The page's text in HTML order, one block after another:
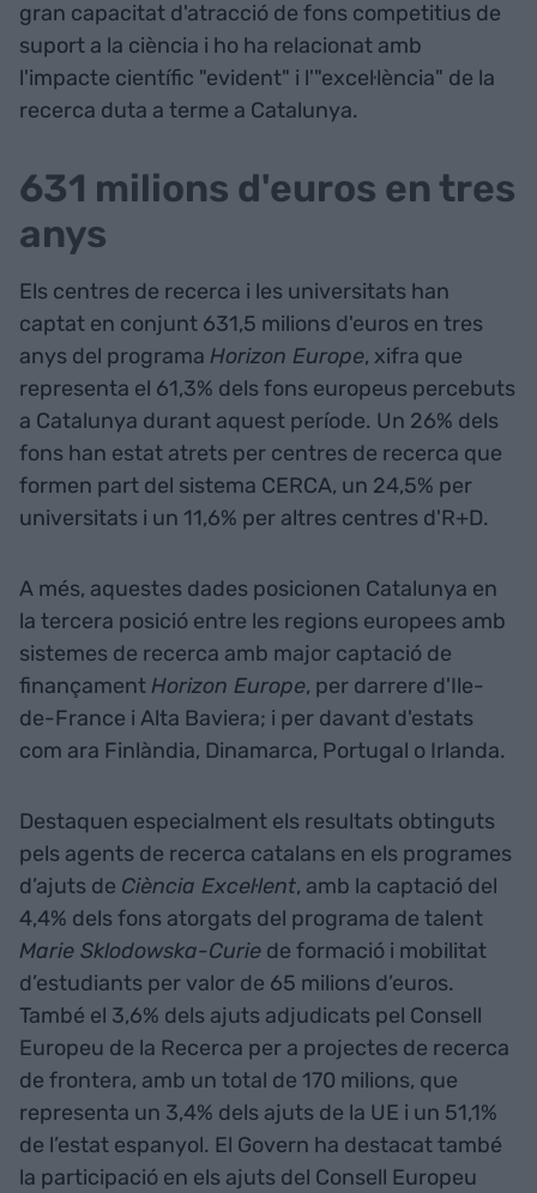
gran capacitat d'atracció de fons competitius de
suport a la ciència i ho ha relacionat amb
l'impacte científic "evident" i l'"excel·lència" de la
recerca duta a terme a Catalunya.
631 milions d'euros en tres
anys
Els centres de recerca i les universitats han
captat en conjunt 631,5 milions d'euros en tres
anys del programa Horizon Europe, xifra que
representa el 61,3% dels fons europeus percebuts
a Catalunya durant aquest període. Un 26% dels
fons han estat atrets per centres de recerca que
formen part del sistema CERCA, un 24,5% per
universitats i un 11,6% per altres centres d'R+D.
A més, aquestes dades posicionen Catalunya en
la tercera posició entre les regions europees amb
sistemes de recerca amb major captació de
finançamentHorizon Europe, per darrere d'Ile-
de-France i Alta Baviera; i per davant d'estats
com ara Finlàndia, Dinamarca, Portugal o Irlanda.
Destaquen especialment els resultats obtinguts
pels agents de recerca catalans en els programes
d’ajuts de Ciència Excel·lent, amb la captació del
4,4% dels fons atorgats del programa de talent
Marie Sklodowska-Curie de formació i mobilitat
d’estudiants per valor de 65 milions d’euros.
També el 3,6% dels ajuts adjudicats pel Consell
Europeu de la Recerca per a projectes de recerca
de frontera, amb un total de 170 milions, que
representa un 3,4% dels ajuts de la UE i un 51,1%
de l’estat espanyol. El Govern ha destacat també
la participació en els ajuts del Consell Europeu